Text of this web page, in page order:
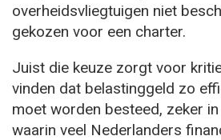
overheidsvliegtuigen niet
gekozen voor een charter.
Juist die keuze zorgt voor
vinden dat belastinggeld zo
moet worden besteed, zeker
waarin veel Nederlanders